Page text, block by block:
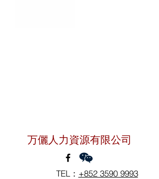
万儷人力資源有限公司
TEL： +852 3590 9993